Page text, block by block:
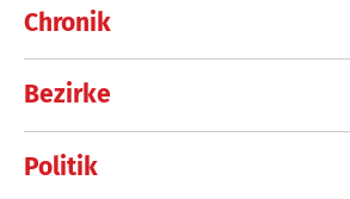
Chronik
Bezirke
Politik